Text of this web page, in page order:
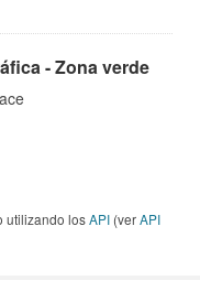
- Zona verde
utilizando losAPI (verAPI